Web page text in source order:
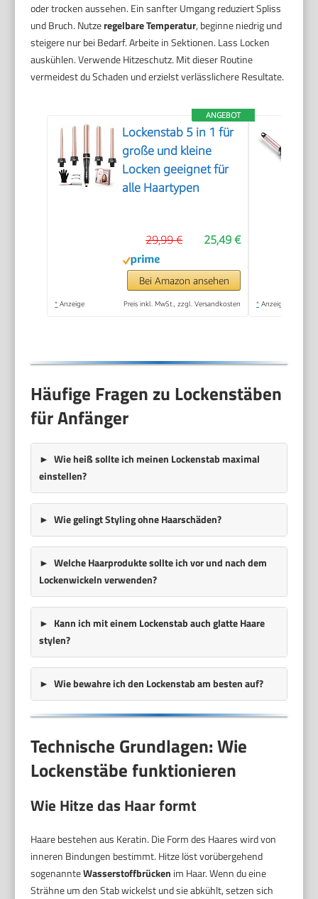
oder trocken aussehen. Ein sanfter Umgang reduziert Spliss
und Bruch. Nutzeregelbare Temperatur, beginne niedrig und
steigere nur bei Bedarf. Arbeite in Sektionen. Lass Locken
auskühlen. Verwende Hitzeschutz. Mit dieser Routine
vermeidest du Schaden und erzielst verlässlichere Resultate.
ANGEBOT
Lockenstab 5 in 1 für
große und kleine
Locken geeignet für
alle Haartypen
25,49 €
29,99 €
Bei Amazon ansehen
* Anzeige Preis inkl. MwSt., zzgl. Versandkosten * Anzeige
Häufige Fragen zu Lockenstäben
für Anfänger
Wie heiß sollte ich meinen Lockenstab maximal
einstellen?
Wie gelingt Styling ohne Haarschäden?
Welche Haarprodukte sollte ich vor und nach dem
Lockenwickeln verwenden?
Kann ich mit einem Lockenstab auch glatte Haare
stylen?
Wie bewahre ich den Lockenstab am besten auf?
Technische Grundlagen: Wie
Lockenstäbe funktionieren
Wie Hitze das Haar formt
Haare bestehen aus Keratin. Die Form des Haares wird von
inneren Bindungen bestimmt. Hitze löst vorübergehend
sogenannteWasserstoffbrücken im Haar. Wenn du eine
Strähne um den Stab wickelst und sie abkühlt, setzen sich